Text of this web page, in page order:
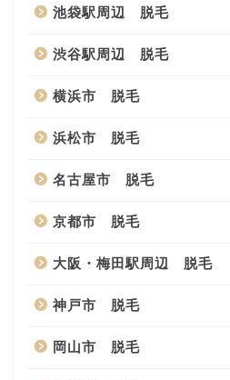
池袋駅周辺 脱毛
渋谷駅周辺 脱毛
横浜市 脱毛
浜松市 脱毛
名古屋市 脱毛
京都市 脱毛
大阪・梅田駅周辺 脱毛
神戸市 脱毛
岡山市 脱毛